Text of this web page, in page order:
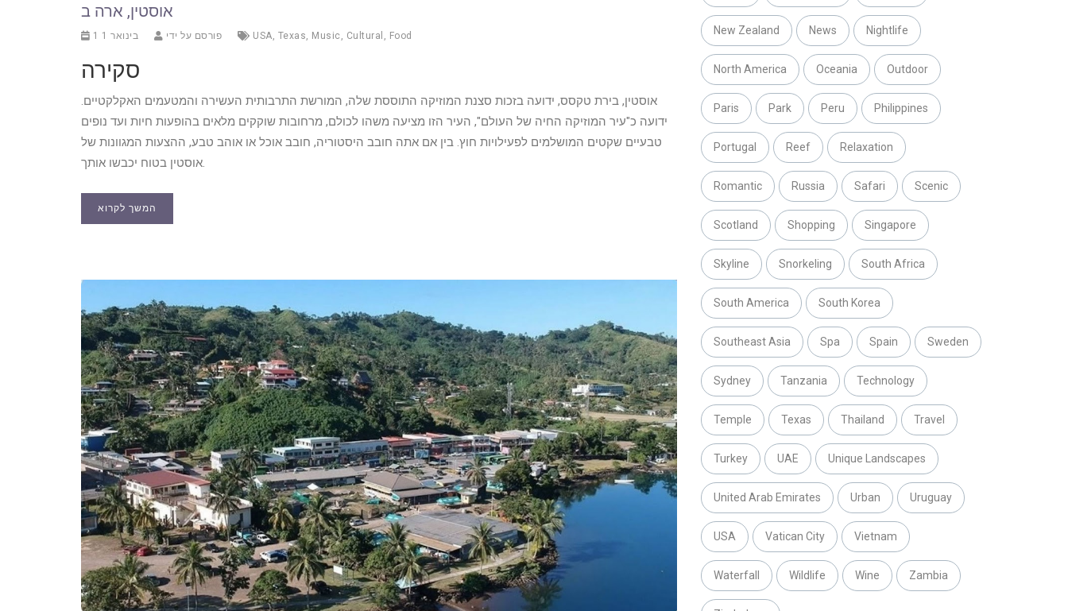
אוסטין, ארה ב
1 בינואר 1 פורסם על ידי USA, Texas, Music , Cultural , Food
סקירה
אוסטין, בירת טקסס, ידועה בזכות סצנת המוזיקה התוססת שלה, המורשת התרבותית העשירה והמטעמים האקלקטיים.
ידועה כ"עיר המוזיקה החיה של העולם", העיר הזו מציעה משהו לכולם, מרחובות שוקקים מלאים בהופעות חיות ועד נופים
טבעיים שקטים המושלמים לפעילויות חוץ. בין אם אתה חובב היסטוריה, חובב אוכל או אוהב טבע, ההצעות המגוונות של
אוסטין בטוח יכבשו אותך.
המשך לקרוא
New Zealand News Nightlife
North America Oceania Outdoor
Paris Park Peru Philippines
Portugal Reef Relaxation
Romantic Russia Safari Scenic
Scotland Shopping Singapore
Skyline Snorkeling South Africa
South America South Korea
Southeast Asia Spa Spain Sweden
Sydney Tanzania Technology
Temple Texas Thailand Travel
Turkey UAE Unique Landscapes
United Arab Emirates Urban Uruguay
USA Vatican City Vietnam
Waterfall Wildlife Wine Zambia